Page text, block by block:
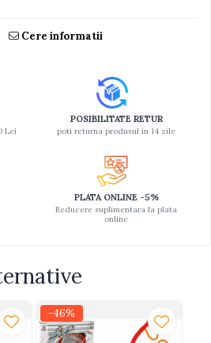
Cere informatii
Lei
POSIBILITATE RETUR
poti returna produsul in 14 zile
PLATA ONLINE -5%
Reducere suplimentara la plata
online
-46%